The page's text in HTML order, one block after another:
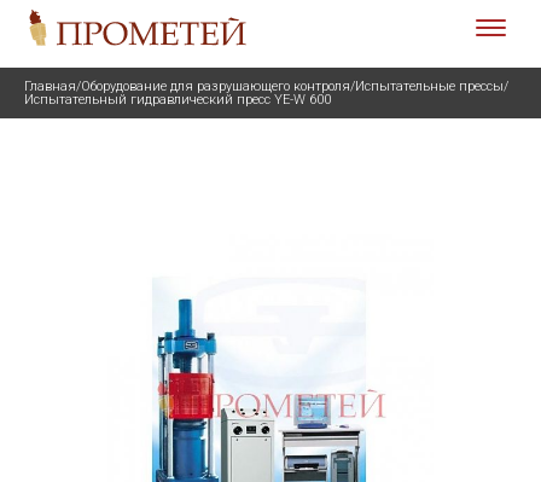
Главная/Оборудование для разрушающего контроля/Испытательные прессы/
Испытательный гидравлический пресс YE-W 600